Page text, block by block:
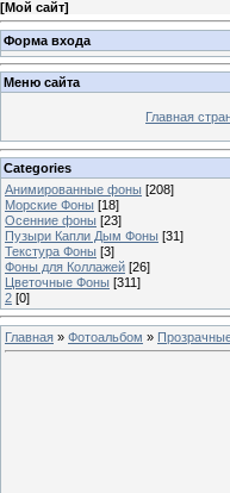
[Мой сайт]
Форма входа
Меню сайта
Главная
Categories
Анимированные фоны [208]
Морские Фоны [18]
Осенние фоны [23]
Пузыри Капли Дым Фоны [31]
Текстура Фоны [3]
Фоны для Коллажей [26]
Цветочные Фоны [311]
2 [0]
Главная » Фотоальбом »